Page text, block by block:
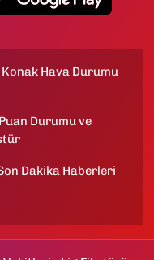
Konak Hava Durumu
Puan Durumu ve
Dakika Haberleri